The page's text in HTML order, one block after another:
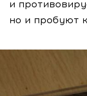
и
но и пробуют